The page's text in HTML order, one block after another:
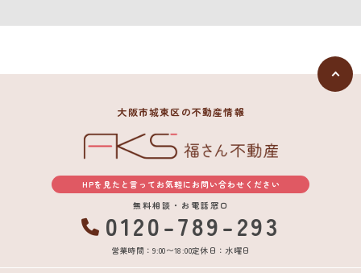
大阪市城東区の不動産情報
HPを見たと言ってお気軽にお問い合わせください
無料相談・お電話窓口
0120-789-293
営業時間：9:00〜18:00定休日：水曜日